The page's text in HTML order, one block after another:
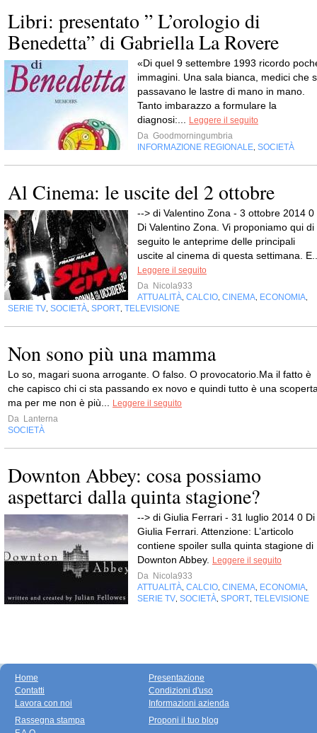
Libri: presentato ” L’orologio di
Benedetta” di Gabriella La Rovere
«Di quel 9 settembre 1993 ricordo
immagini. Una sala bianca, medici che
passavano le lastre di mano in mano.
Tanto imbarazzo a formulare la
diagnosi:...
Leggere il seguito
Da Goodmorningumbria
INFORMAZIONE REGIONALE SOCIETÀ
Al Cinema: le uscite del 2 ottobre
--> di Valentino Zona - 3 ottobre 2014 0
Di Valentino Zona. Vi proponiamo qui di
seguito le anteprime delle principali
uscite al cinema di questa settimana.
Leggere il seguito
Da Nicola933
ATTUALITÀ CALCIO CINEMA ECONOMIA
SERIE TV SOCIETÀ SPORT TELEVISIONE
Non sono più una mamma
Lo so, magari suona arrogante. O falso. O provocatorio.Ma il fatto è
che capisco chi ci sta passando ex novo e quindi tutto è una
ma per me non è più...
Leggere il seguito
Da Lanterna
SOCIETÀ
Downton Abbey: cosa possiamo
aspettarci dalla quinta stagione?
--> di Giulia Ferrari - 31 luglio 2014 0 Di
Giulia Ferrari. Attenzione: L’articolo
contiene spoiler sulla quinta stagione di
Downton Abbey.
Leggere il seguito
Da Nicola933
ATTUALITÀ CALCIO CINEMA ECONOMIA
SERIE TV SOCIETÀ SPORT TELEVISIONE
Home
Contatti
Lavora con noi
Presentazione
Condizioni d'uso
Informazioni azienda
Rassegna stampa
Proponi il tuo blog